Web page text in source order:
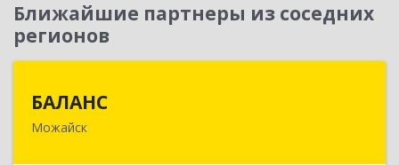
Ближайшие партнеры из соседних
регионов
БАЛАНС
Можайск143200, Московская обл, Можайский р-н,